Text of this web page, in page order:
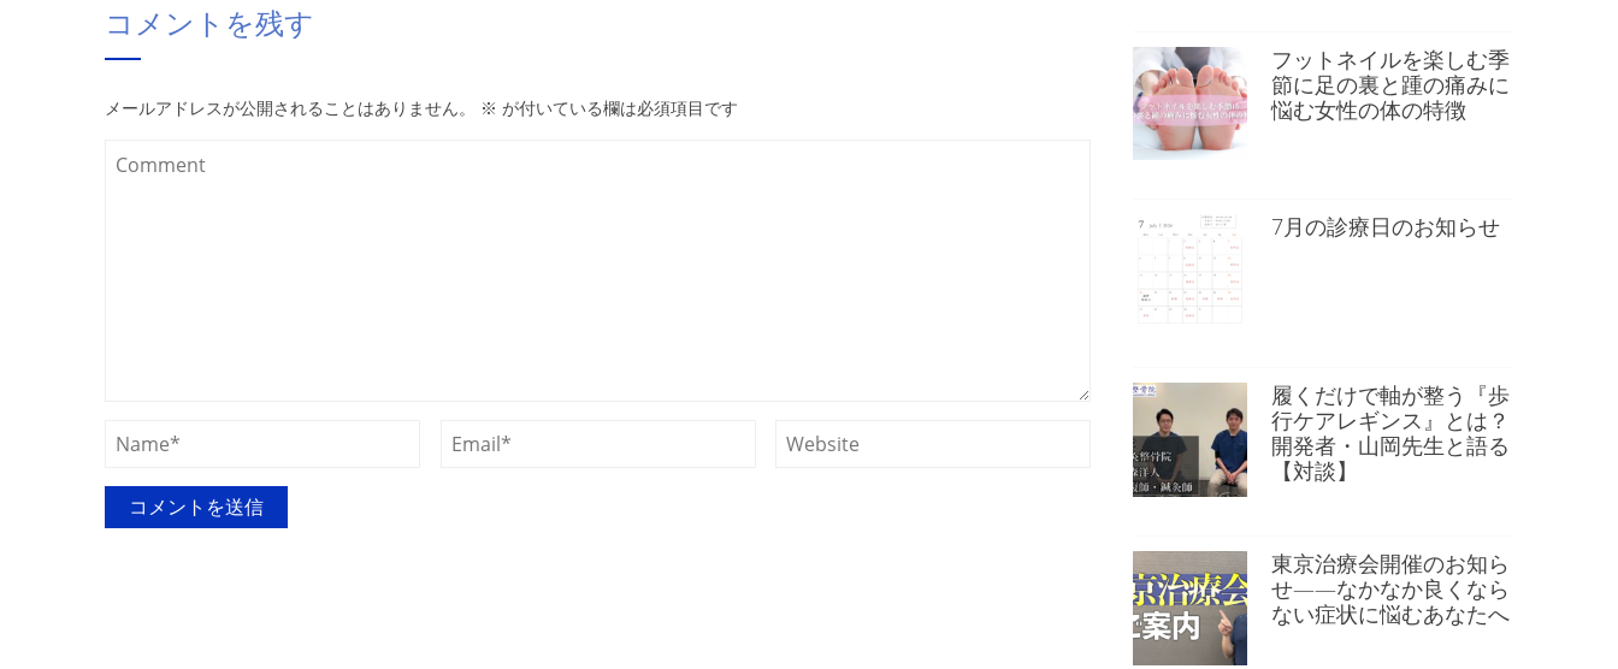
コメントを残す
メールアドレスが公開されることはありません。 ※ が付いている欄は必須項目です
フットネイルを楽しむ季
節に足の裏と踵の痛みに
悩む女性の体の特徴
7月の診療日のお知らせ
履くだけで軸が整う『歩
行ケアレギンス』とは？
開発者・山岡先生と語る
【対談】
東京治療会開催のお知ら
せ——なかなか良くなら
ない症状に悩むあなたへ